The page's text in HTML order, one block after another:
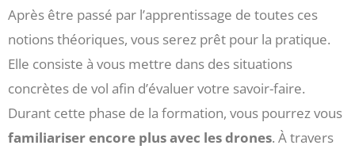
Après être passé par l’apprentissage de toutes ces
notions théoriques, vous serez prêt pour la pratique.
Elle consiste à vous mettre dans des situations
concrètes de vol afin d’évaluer votre savoir-faire.
Durant cette phase de la formation, vous pourrez vous
familiariser encore plus avec les drones. À travers